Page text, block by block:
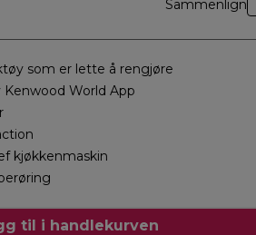
Sammenlign
som er lette å rengjøre
Kenwood World App
kjøkkenmaskin
til i handlekurven